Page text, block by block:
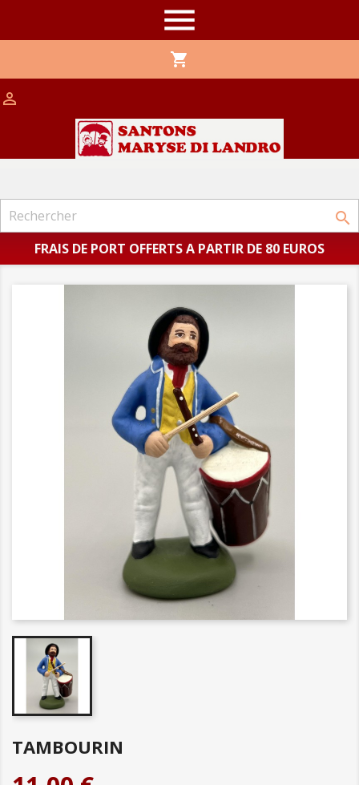

shopping_cart


FRAIS DE PORT OFFERTS A PARTIR DE 80 EUROS
TAMBOURIN